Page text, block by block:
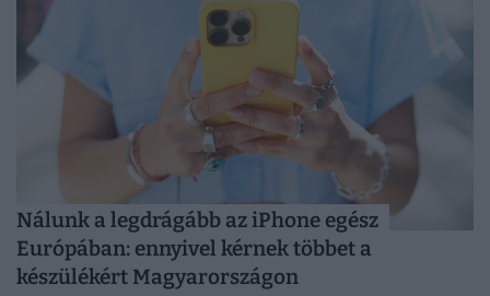
Nálunk a legdrágább az iPhone egész
Európában: ennyivel kérnek többet a
készülékért Magyarországon